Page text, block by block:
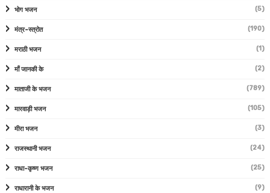
भोग भजन (5)
मंत्र-स्त्रोत (190)
मराठी भजन (1)
माँ जानकी के (2)
माताजी के भजन (789)
मारवाड़ी भजन (105)
मीरा भजन (3)
राजस्थानी भजन (24)
राधा-कृष्ण भजन (25)
राधारानी के भजन (9)